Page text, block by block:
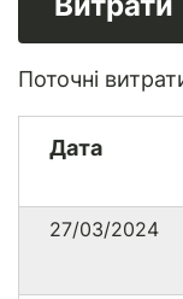
Поточні
Дата
27/03/2024